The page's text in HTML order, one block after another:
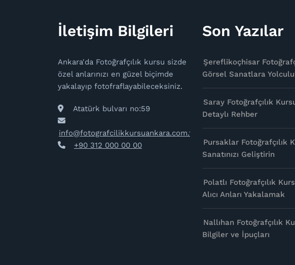
İletişim Bilgileri
Ankara'da Fotoğrafçılık kursu sizde
özel anlarınızı en güzel biçimde
yakalayıp fotofraflayabileceksiniz.
Atatürk bulvarı no:59
info@fotografcilikkursuankara.com.tr
+90 312 000 00 00
Son Yazılar
Şereflikoçhisar
Görsel Sanatlara
Saray Fotoğrafçılık
Detaylı Rehber
Pursaklar Fotoğrafçılık
Sanatınızı Geliştirin
Polatlı Fotoğrafçılık
Alıcı Anları Yakalamak
Nallıhan Fotoğrafçılık
Bilgiler ve İpuçları